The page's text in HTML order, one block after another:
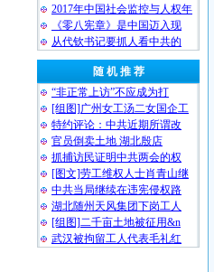
2017年中国社会监控与人权年
《零八宪章》是中国迈入现
从代钦书记要抓人看中共的
随 机 推 荐
“非正常上访”不应成为打
[组图]广州女工汤二女国企工
特约评论：中共近期所谓改
官员倒卖土地 湖北殷店
抓捕访民证明中共两会的权
[图文]劳工维权人士肖青山继
中共当局继续在违宪侵权路
湖北随州天风集团下岗工人
[组图]二千亩土地被征用&n
武汉被拘留工人代表毛礼红